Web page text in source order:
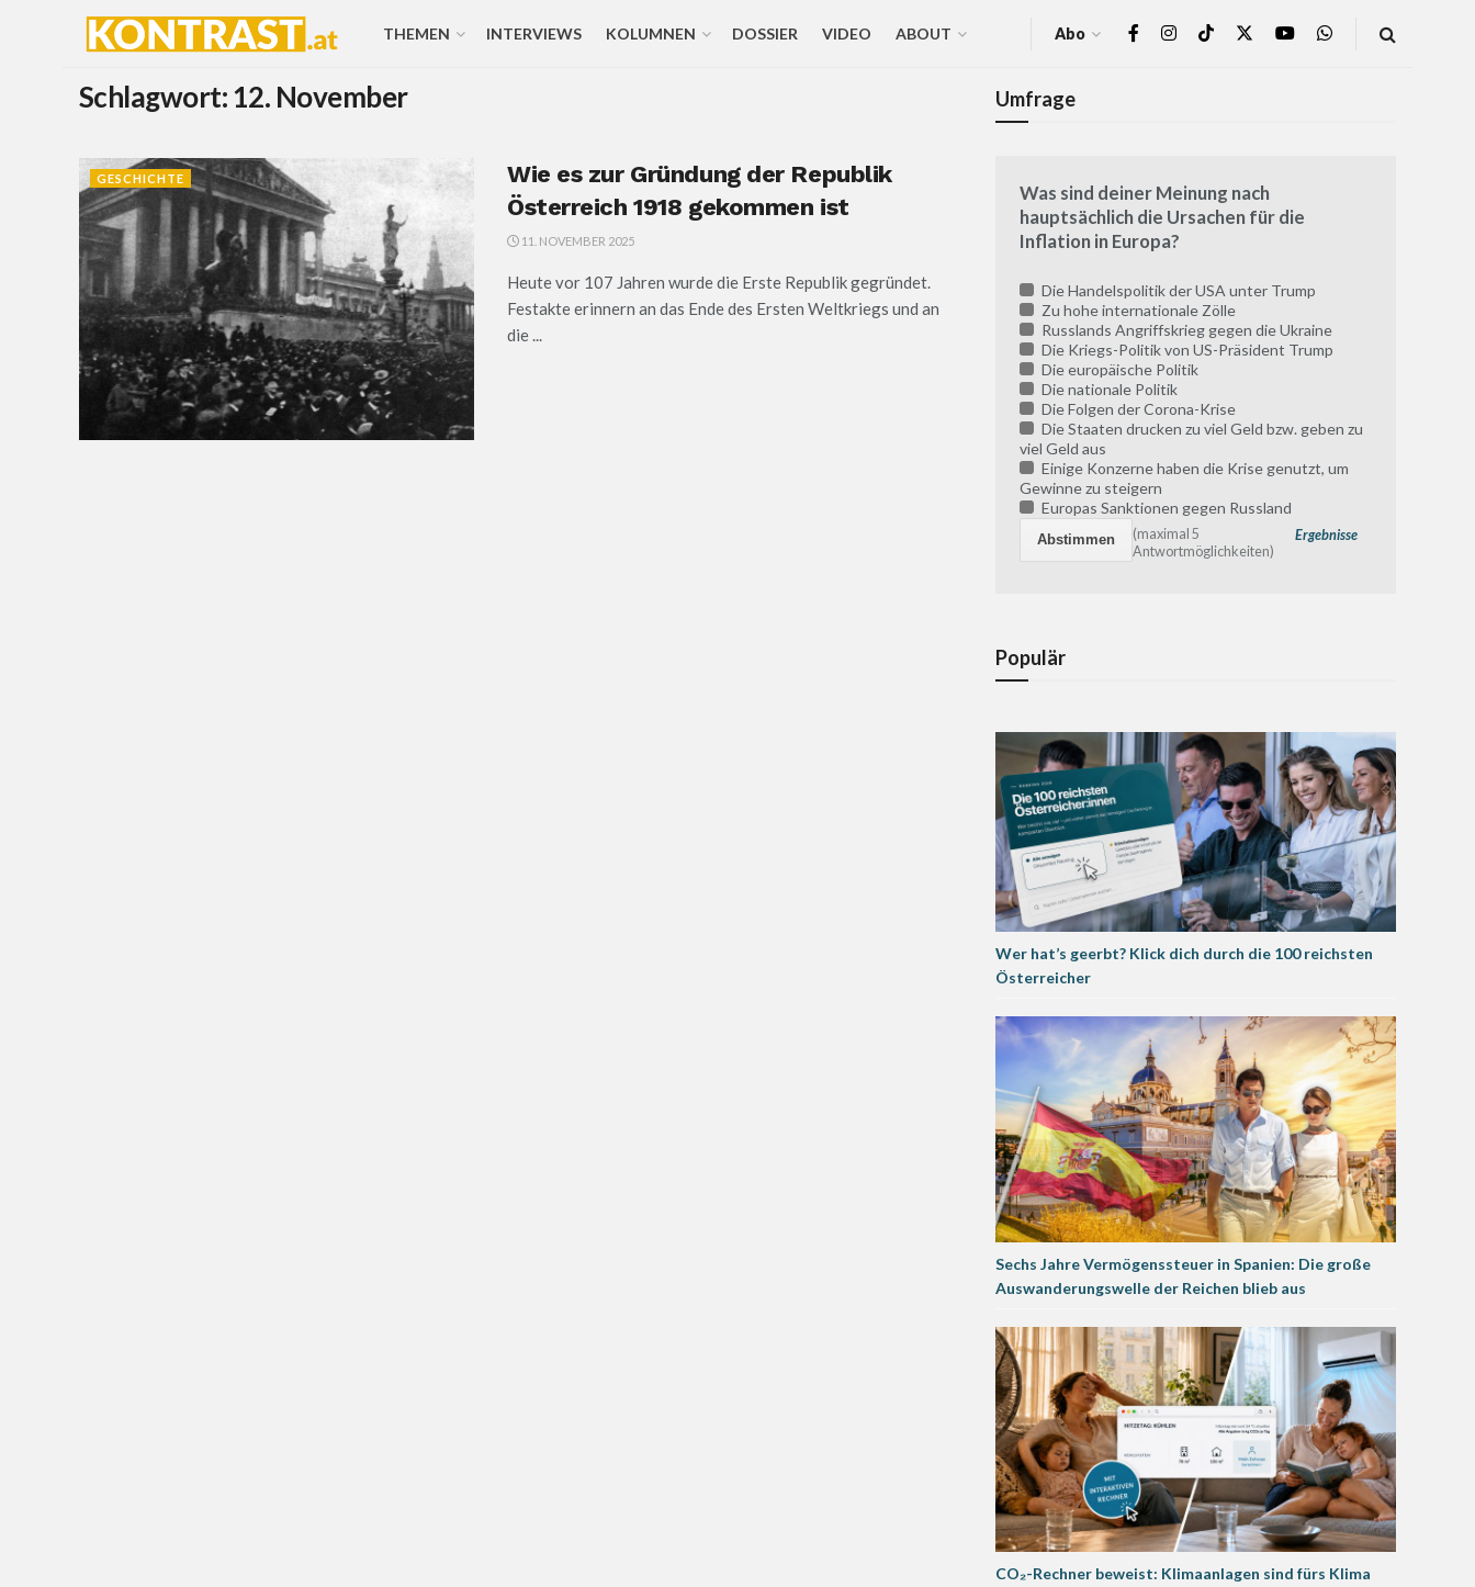
THEMEN INTERVIEWS KOLUMNEN DOSSIER VIDEO ABOUT Abo
Schlagwort: 12. November
GESCHICHTE
Wie es zur Gründung der Republik
Österreich 1918 gekommen ist
11. NOVEMBER 2025
Heute vor 107 Jahren wurde die Erste Republik gegründet.
Festakte erinnern an das Ende des Ersten Weltkriegs und an
die ...
Umfrage
Was sind deiner Meinung nach
hauptsächlich die Ursachen für die
Inflation in Europa?
Die Handelspolitik der USA unter Trump
Zu hohe internationale Zölle
Russlands Angriffskrieg gegen die Ukraine
Die Kriegs-Politik von US-Präsident Trump
Die europäische Politik
Die nationale Politik
Die Folgen der Corona-Krise
Die Staaten drucken zu viel Geld bzw. geben zu
viel Geld aus
Einige Konzerne haben die Krise genutzt, um
Gewinne zu steigern
Europas Sanktionen gegen Russland
Ergebnisse
(maximal 5
Antwortmöglichkeiten)
Populär
Wer hat’s geerbt? Klick dich durch die 100 reichsten
Österreicher
Sechs Jahre Vermögenssteuer in Spanien: Die große
Auswanderungswelle der Reichen blieb aus
CO₂-Rechner beweist: Klimaanlagen sind fürs Klima